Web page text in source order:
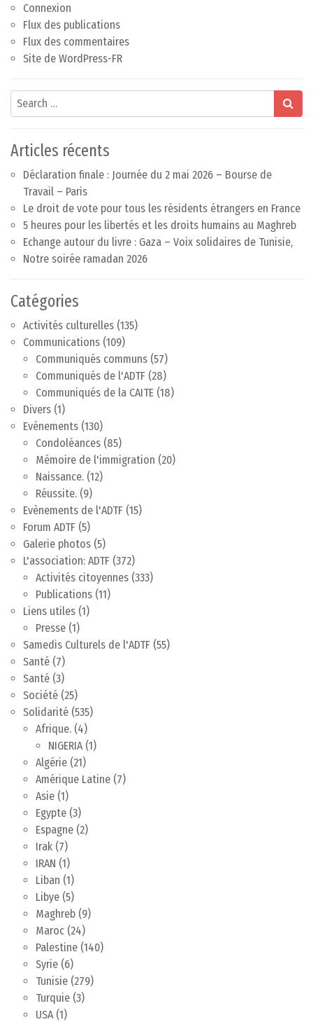
Connexion
Flux des publications
Flux des commentaires
Site de WordPress-FR
Search
Articles récents
Déclaration finale : Journée du 2 mai 2026 – Bourse de
Travail – Paris
Le droit de vote pour tous les résidents étrangers en France
5 heures pour les libertés et les droits humains au Maghreb
Echange autour du livre : Gaza – Voix solidaires de Tunisie,
Notre soirée ramadan 2026
Catégories
Activités culturelles (135)
Communications (109)
Communiqués communs (57)
Communiqués de l'ADTF (28)
Communiqués de la CAITE (18)
Divers (1)
Evénements (130)
Condoléances (85)
Mémoire de l'immigration (20)
Naissance. (12)
Réussite. (9)
Evènements de l'ADTF (15)
Forum ADTF (5)
Galerie photos (5)
L'association: ADTF (372)
Activités citoyennes (333)
Publications (11)
Liens utiles (1)
Presse (1)
Samedis Culturels de l'ADTF (55)
Santé (7)
Santé (3)
Société (25)
Solidarité (535)
Afrique. (4)
NIGERIA(1)
Algérie (21)
Amérique Latine (7)
Asie (1)
Egypte (3)
Espagne (2)
Irak (7)
IRAN (1)
Liban (1)
Libye (5)
Maghreb (9)
Maroc (24)
Palestine (140)
Syrie (6)
Tunisie (279)
Turquie (3)
USA(1)